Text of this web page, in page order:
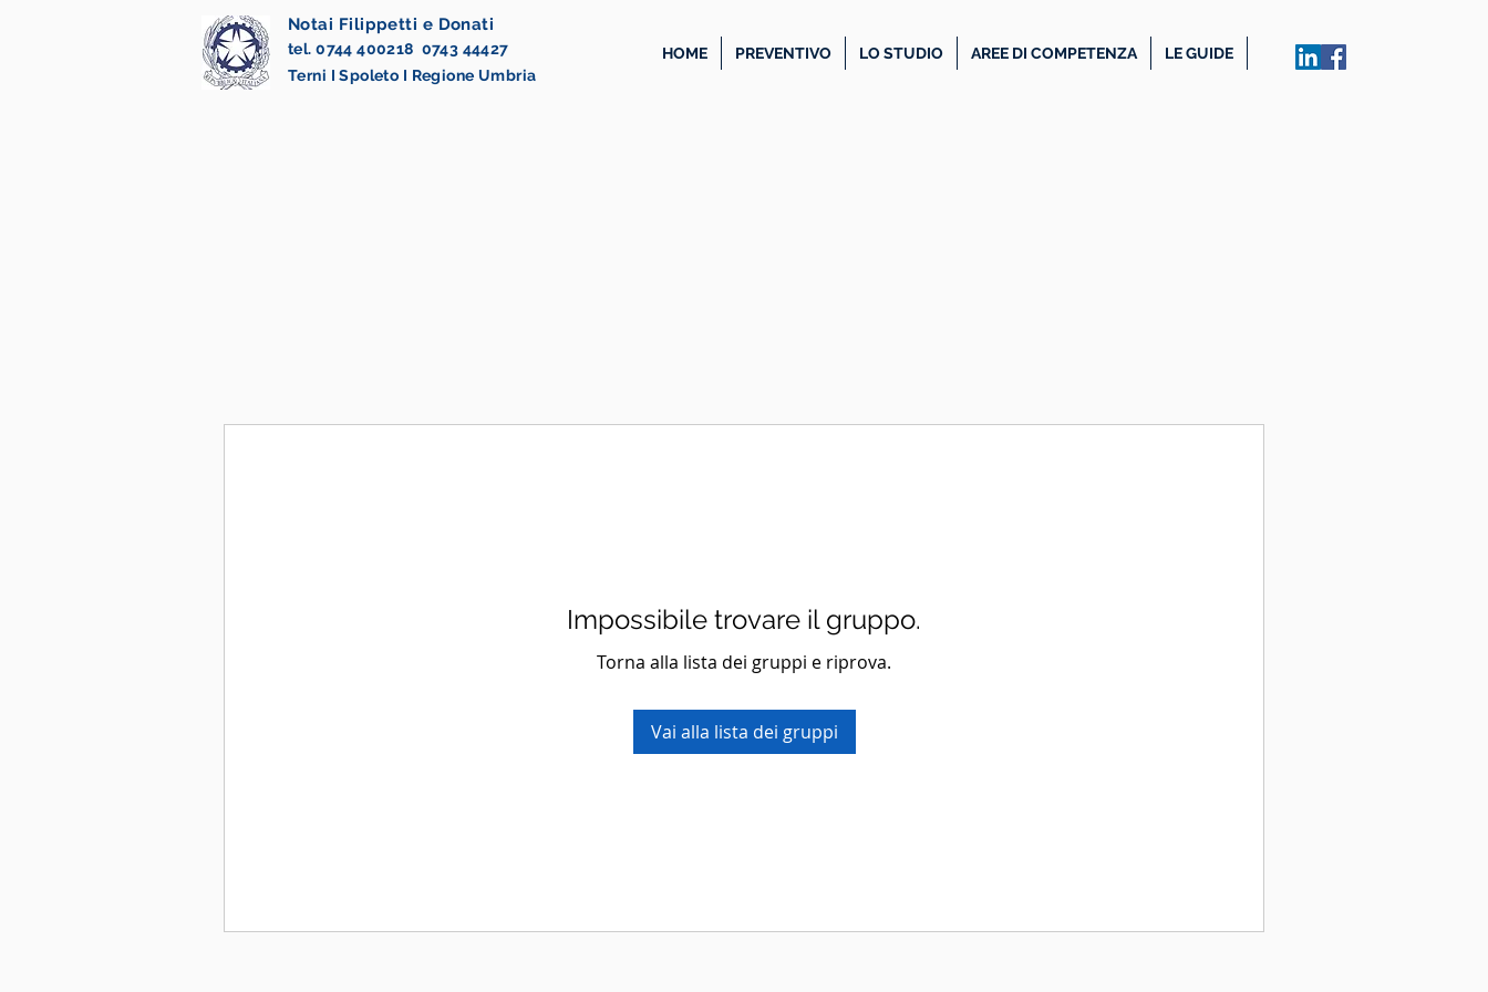
Notai Filippetti e Donati
HOME PREVENTIVO LO STUDIO AREE DI COMPETENZA LE GUIDE
tel. 0744 400218 0743 44427
Terni I Spoleto I Regione Umbria
Impossibile trovare il gruppo.
Torna alla lista dei gruppi e riprova.
Vai alla lista dei gruppi